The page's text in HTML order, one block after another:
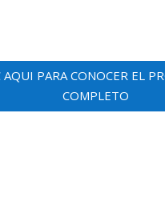
AQUI PARA CONOCER EL
COMPLETO